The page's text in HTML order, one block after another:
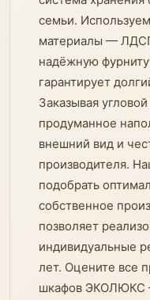
семьи.
материалы —
надёжную
гарантирует
Заказывая
продуманное
внешний вид и
производителя.
подобрать
собственное
позволяет
индивидуальные
лет. Оцените все
шкафов ЭКОЛЮКС